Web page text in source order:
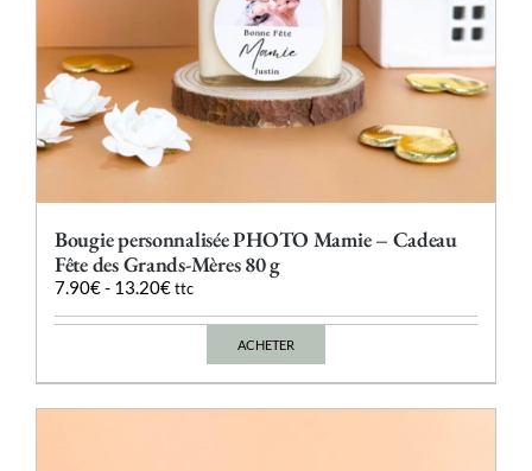
Bougie personnalisée PHOTO Mamie – Cadeau
Fête des Grands-Mères 80 g
7.90€- 13.20€ ttc
ACHETER
Ce